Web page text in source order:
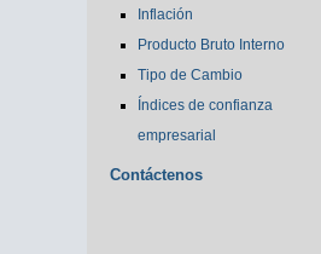
Inflación
Producto Bruto Interno
Tipo de Cambio
Índices de confianza
empresarial
Contáctenos